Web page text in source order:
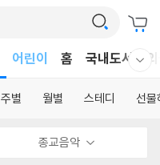
어린이
어린이
홈 국내도서
주별 월별 스테디 선물
종교음악